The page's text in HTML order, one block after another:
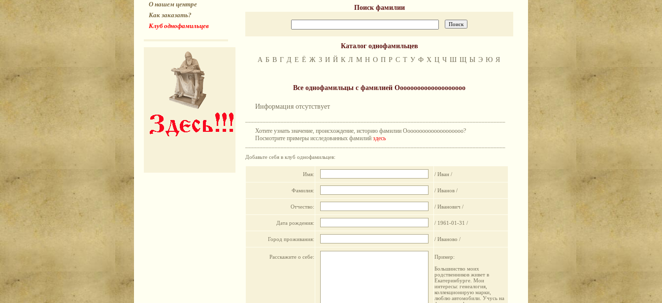
О нашем центре
Как заказать?
Клуб однофамильцев
Поиск фамилии
Каталог однофамильцев
А Б В Г Д Е Ё Ж З И Й К Л М Н О П Р С Т У Ф Х Ц Ч Ш Щ Ы Э Ю Я
Все однофамильцы с фамилией Оооооооооооооооооооо
Информация отсутствует
Хотите узнать значение, происхождение, историю фамилии Оооооооооооооооооооо?
Посмотрите примеры исследованных фамилий здесь
Добавьте себя в клуб однофамильцев:
Имя: / Иван /
Фамилия: / Иванов /
Отчество: / Иванович /
Дата рождения: / 1961-01-31 /
Город проживания: / Иваново /
Расскажите о себе:
Пример:
Большинство моих
родственников живет в
Екатеринбурге. Мои
интересы: генеалогия,
коллекционирую марки,
люблю автомобили. Учусь на